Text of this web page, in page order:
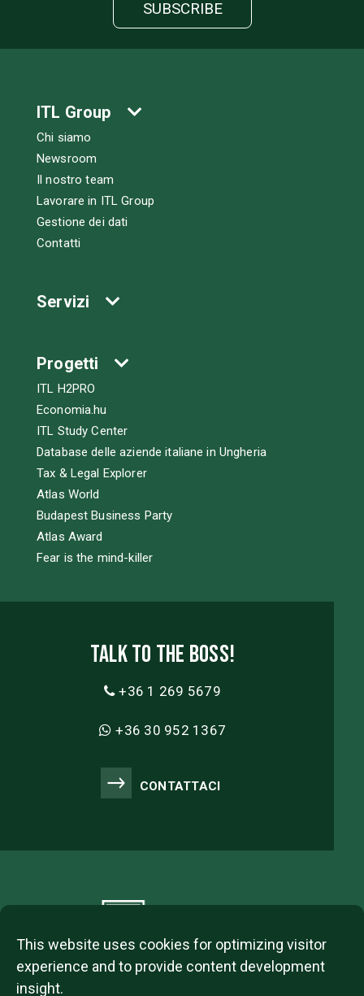
This website uses cookies for optimizing visitor
experience and to provide content development
insight.
ITL Group
Chi siamo
Newsroom
Il nostro team
Lavorare in ITL Group
Gestione dei dati
Contatti
Servizi
Progetti
ITL H2PRO
Economia.hu
ITL Study Center
Database delle aziende italiane in Ungheria
Tax & Legal Explorer
Atlas World
Budapest Business Party
Atlas Award
Fear is the mind-killer
Talk to the boss!
+36 1 269 5679
+36 30 952 1367
CONTATTACI